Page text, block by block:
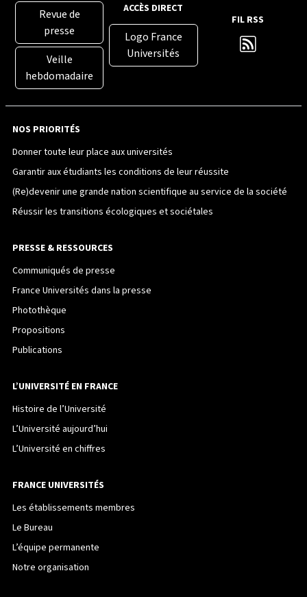
Revue de
presse
Veille
hebdomadaire
ACCÈS DIRECT
Logo France
Universités
FIL RSS
NOS PRIORITÉS
Donner toute leur place aux universités
Garantir aux étudiants les conditions de leur réussite
(Re)devenir une grande nation scientifique au service de la société
Réussir les transitions écologiques et sociétales
PRESSE & RESSOURCES
Communiqués de presse
France Universités dans la presse
Photothèque
Propositions
Publications
L’UNIVERSITÉ EN FRANCE
Histoire de l’Université
L’Université aujourd’hui
L’Université en chiffres
FRANCE UNIVERSITÉS
Les établissements membres
Le Bureau
L’équipe permanente
Notre organisation